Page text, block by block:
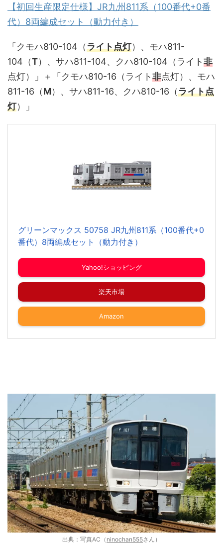
【初回生産限定仕様】JR九州811系（100番代+0番
代）8両編成セット（動力付き）
「クモハ810-104（ライト点灯）、モハ811-
104（T）、サハ811-104、クハ810-104（ライト非
点灯）」＋「クモハ810-16（ライト非点灯）、モハ
811-16（M）、サハ811-16、クハ810-16（ライト点
灯）」
グリーンマックス 50758 JR九州811系（100番代+0
番代）8両編成セット（動力付き）
Yahoo!ショッピング
楽天市場
Amazon
出典：写真AC（ ninochan555さん）